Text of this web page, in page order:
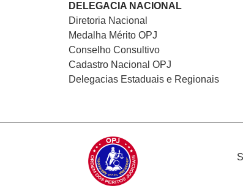
DELEGACIA NACIONAL
Diretoria Nacional
Medalha Mérito OPJ
Conselho Consultivo
Cadastro Nacional OPJ
Delegacias Estaduais e Regionais